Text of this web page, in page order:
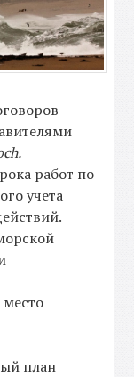
работ по
учета
место
план